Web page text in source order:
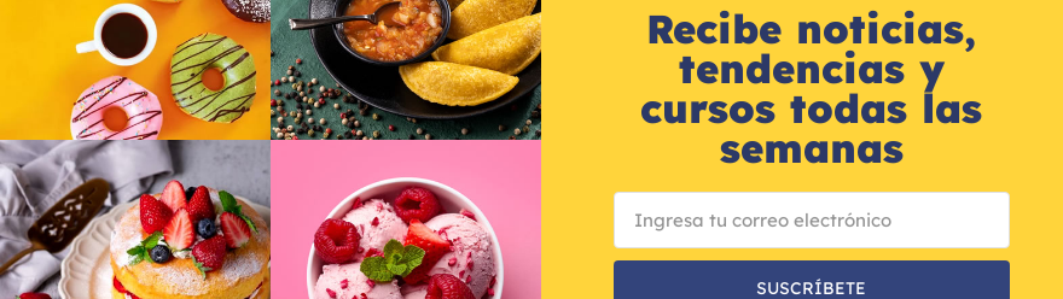
Recibe noticias,
tendencias y
cursos todas las
semanas
SUSCRÍBETE